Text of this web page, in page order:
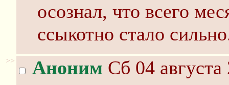
осознал, что всего
ссыкотно стало
>> Аноним Сб 04